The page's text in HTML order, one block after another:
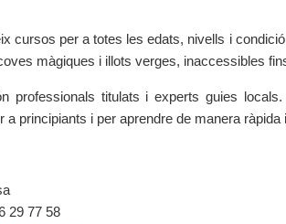
cursos per a totes les edats, nivells i
màgiques i illots verges, inaccessibles
professionals titulats i experts guies
principiants i per aprendre de manera ràpida
29 77 58